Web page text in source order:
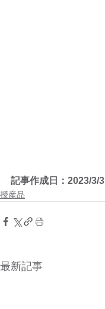
記事作成日：2023/3/3
授産品
最新記事